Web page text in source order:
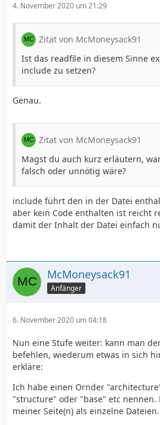
4. November 2020 um 21:29
Zitat von McMoneysack91
Ist das readfile in diesem Sinne
include zu setzen?
Genau.
Zitat von McMoneysack91
Magst du auch kurz erläutern,
falsch oder unnötig wäre?
include führt den in der Datei
aber kein Code enthalten ist reicht
damit der Inhalt der Datei einfach
McMoneysack91
Anfänger
6. November 2020 um 04:18
Nun eine Stufe weiter: kann man
befehlen, wiederum etwas in sich
erkläre:
Ich habe einen Ornder
"structure" oder "base" etc nennen.
meiner Seite(n) als einzelne Dateien.